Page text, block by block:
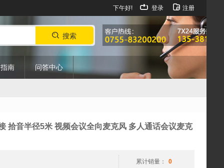
下午好! 登录 注册
搜索
南 问答中心
拾音半径5米 视频会议全向麦克风 多人通话会议麦克
累计销量：
0